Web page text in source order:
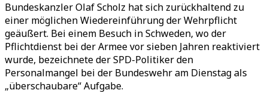
Bundeskanzler Olaf Scholz hat sich zurückhaltend zu
einer möglichen Wiedereinführung der Wehrpflicht
geäußert. Bei einem Besuch in Schweden, wo der
Pflichtdienst bei der Armee vor sieben Jahren reaktiviert
wurde, bezeichnete der SPD-Politiker den
Personalmangel bei der Bundeswehr am Dienstag als
„überschaubare“ Aufgabe.